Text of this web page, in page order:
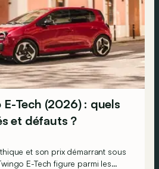
Tech (2026) : quels
et défauts ?
et son prix démarrant sous
E-Tech figure parmi les